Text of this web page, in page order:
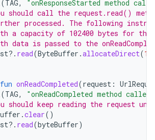
( TAG,
"onResponseStarted method
should call the request.read()
processed. The following
a capacity of 102400 bytes for the
data is passed to the
?. read(ByteBuffer .allocateDirect(
fun onReadCompleted(request :
(TAG,
"onReadCompleted method
should keep reading the request
.clear()
?. read(byteBuffer)